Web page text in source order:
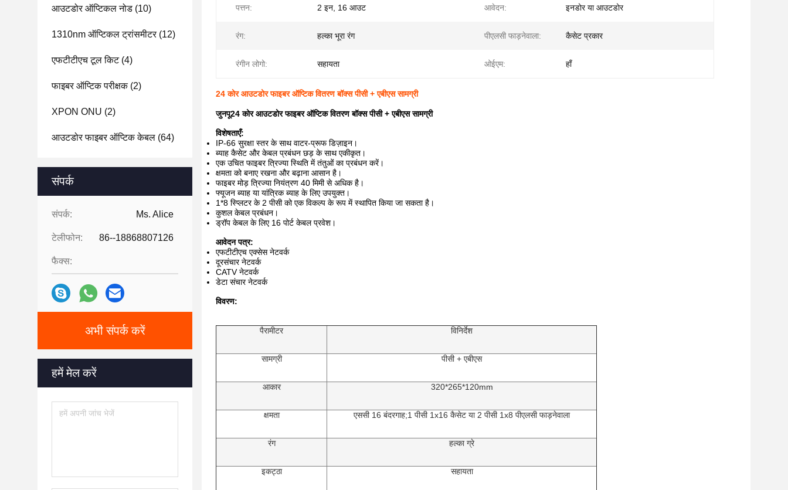
आउटडोर ऑप्टिकल नोड (10)
1310nm ऑप्टिकल ट्रांसमीटर(12)
एफटीटीएच टूल किट(4)
फाइबर ऑप्टिक परीक्षक(2)
XPON ONU (2)
आउटडोर फाइबर ऑप्टिक केबल (64)
संपर्क
संपर्क: Ms. Alice
टेलीफोन: 86--18868807126
फैक्स:
अभी संपर्क करें
हमें मेल करें
पत्तन: 2 इन, 16 आउट आवेदन: इनडोर या आउटडोर
रंग: हल्का भूरा रंग पीएलसी फाड़नेवाला: कैसेट प्रकार
रंगीन लोगो: सहायता ओईएम: हाँ
24 कोर आउटडोर फाइबर ऑप्टिक वितरण बॉक्स पीसी + एबीएस सामग्री
जुनपू24 कोर आउटडोर फाइबर ऑप्टिक वितरण बॉक्स पीसी + एबीएस सामग्री
विशेषताएँ:
IP-66 सुरक्षा स्तर के साथ वाटर-प्रूफ डिज़ाइन।
ब्याह कैसेट और केबल प्रबंधन छड़ के साथ एकीकृत।
एक उचित फाइबर त्रिज्या स्थिति में तंतुओं का प्रबंधन करें।
क्षमता को बनाए रखना और बढ़ाना आसान है।
फाइबर मोड़ त्रिज्या नियंत्रण 40 मिमी से अधिक है।
फ्यूजन ब्याह या यांत्रिक ब्याह के लिए उपयुक्त।
1*8 स्प्लिटर के 2 पीसी को एक विकल्प के रूप में स्थापित किया जा सकता है।
कुशल केबल प्रबंधन।
ड्रॉप केबल के लिए 16 पोर्ट केबल प्रवेश।
आवेदन पत्र:
एफटीटीएच एक्सेस नेटवर्क
दूरसंचार नेटवर्क
CATV नेटवर्क
डेटा संचार नेटवर्क
विवरण:
पैरामीटर विनिर्देश
सामग्री पीसी + एबीएस
आकार 320*265*120mm
क्षमता एससी 16 बंदरगाह;1 पीसी 1x16 कैसेट या 2 पीसी 1x8 पीएलसी फाड़नेवाला
रंग हल्का ग्रे
इकट्ठा सहायता